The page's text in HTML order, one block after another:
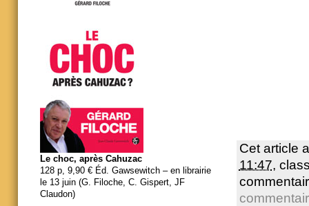
Cet article
11:47,
Le choc, après Cahuzac
128 p, 9,90 € Éd. Gawsewitch – en librairie
le 13 juin (G. Filoche, C. Gispert, JF
Claudon)